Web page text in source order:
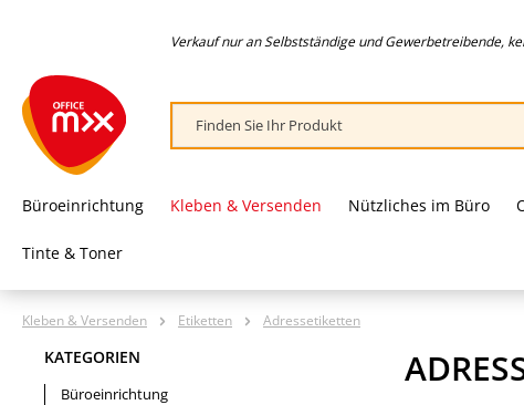
Verkauf nur an Selbstständige und Gewerbetreibende,
Büroeinrichtung Kleben & Versenden Nützliches im Büro
Tinte & Toner
Kleben & Versenden Etiketten Adressetiketten
KATEGORIEN
Büroeinrichtung